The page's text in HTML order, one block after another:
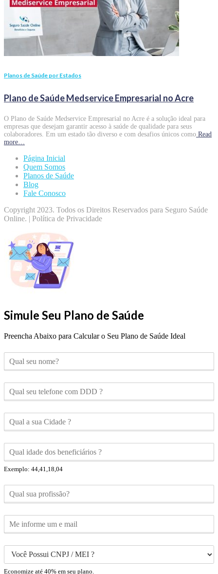
Planos de Saúde por Estados
Plano de Saúde Medservice Empresarial no Acre
O Plano de Saúde Medservice Empresarial no Acre é a solução ideal para
empresas que desejam garantir acesso à saúde de qualidade para seus
colaboradores. Em um estado tão diverso e com desafios únicos como Read
more…
Página Inicial
Quem Somos
Planos de Saúde
Blog
Fale Conosco
Copyright 2023. Todos os Direitos Reservados para Seguro Saúde
Online. | Política de Privacidade
Simule Seu Plano de Saúde
Preencha Abaixo para Calcular o Seu Plano de Saúde Ideal
Exemplo: 44,41,18,04
Economize até 40% em seu plano.